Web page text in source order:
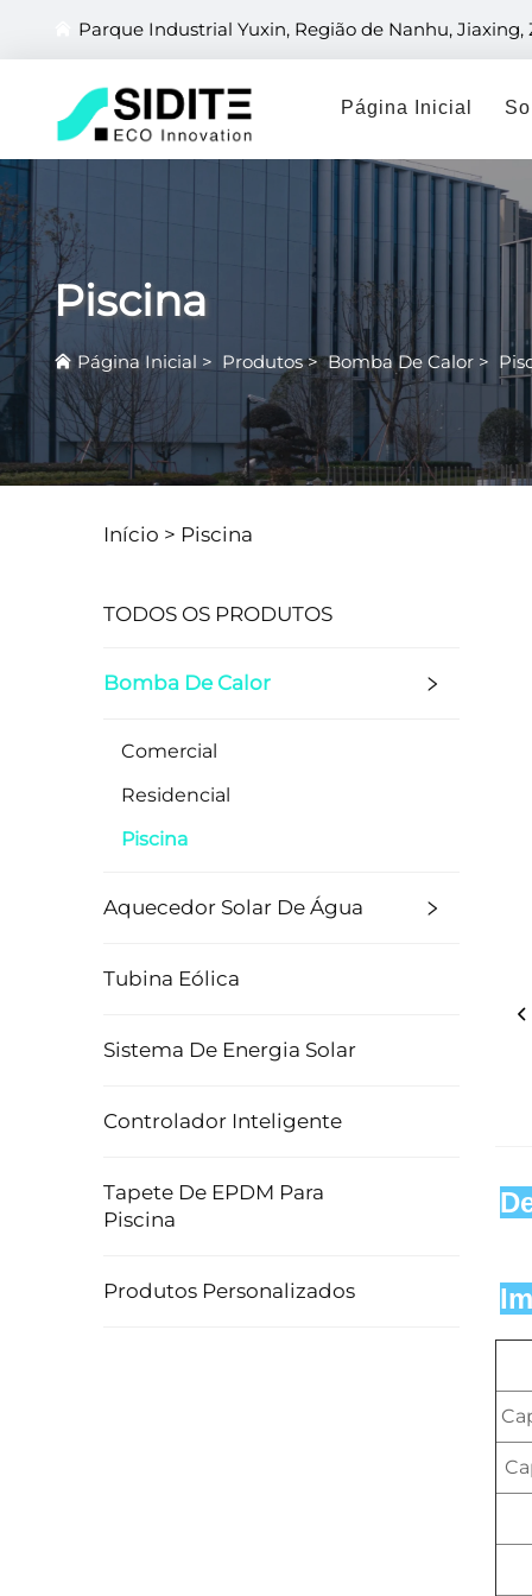
Parque Industrial Yuxin, Região de Nanhu, Jiaxing,
Página Inicial
Piscina
Página Inicial > Produtos>Bomba De Calor >
Início > Piscina
TODOS OS PRODUTOS
Bomba De Calor
Comercial
Residencial
Piscina
Aquecedor Solar De Água
Tubina Eólica
Sistema De Energia Solar
Controlador Inteligente
Tapete De EPDM Para
Piscina
Produtos Personalizados